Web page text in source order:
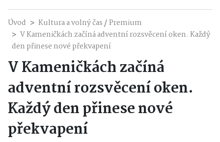
Úvod Kultura a volný čas/Premium
V Kameničkách začíná adventní rozsvěcení oken. Každý
den přinese nové překvapení
V Kameničkách začíná
adventní rozsvěcení oken.
Každý den přinese nové
překvapení